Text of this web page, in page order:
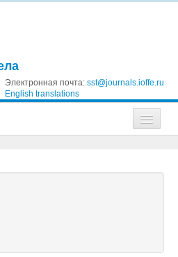
Электронная почта: sst@journals.ioffe.ru
English translations
физики